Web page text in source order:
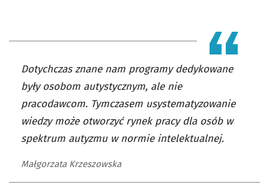
Dotychczas znane nam programy dedykowane
były osobom autystycznym, ale nie
pracodawcom. Tymczasem usystematyzowanie
wiedzy może otworzyć rynek pracy dla osób w
spektrum autyzmu w normie intelektualnej.
Małgorzata Krzeszowska